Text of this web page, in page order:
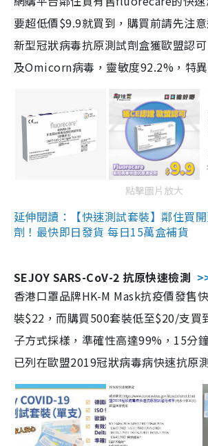
要超低價$9.9就買到，購買前請先注
新型冠狀病毒抗原測試劑盒獲歐盟認
及Omicorn病毒，靈敏度92.2%，特
點擊圖片放大
延伸閱讀：【快速測試套裝】鄰住買
劑！最快即日發貨 每日15萬盒補貨
SEJOY SARS-CoV-2 抗原快速檢測
香港口罩品牌HK-M Mask抗疫價發售
裝$22，而購買500套裝低至$20/支買
子方式採樣，準確性高達99%，15分
已列在歐盟2019冠狀病毒病快速抗原